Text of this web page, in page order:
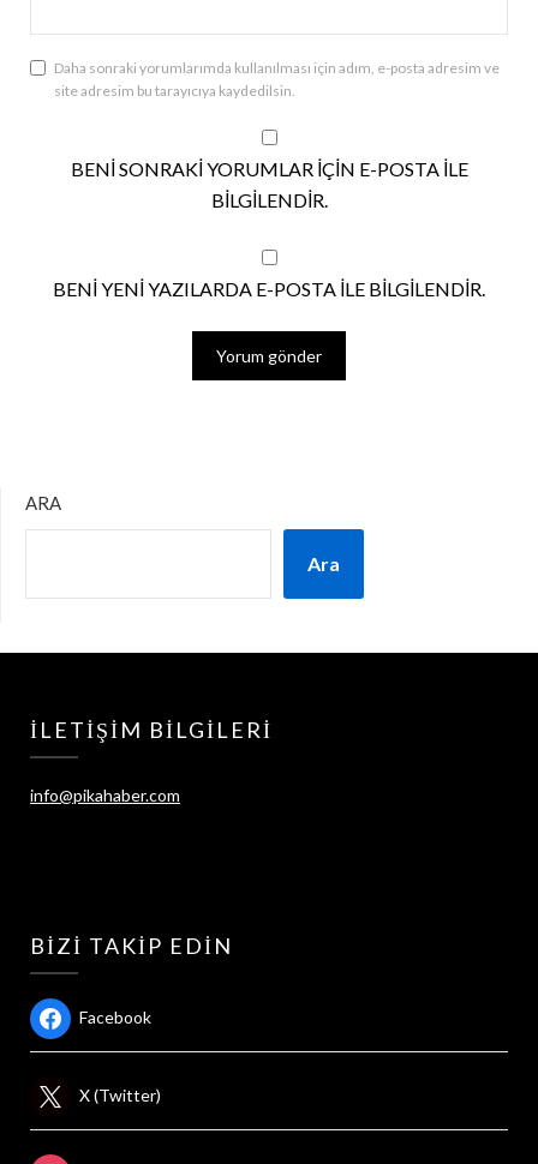
Daha sonraki yorumlarımda kullanılması için adım, e-posta adresim ve
site adresim bu tarayıcıya kaydedilsin.
BENI SONRAKI YORUMLAR IÇIN E-POSTA ILE
BILGILENDIR.
BENI YENI YAZILARDA E-POSTA ILE BILGILENDIR.
ARA
Ara
İLETIŞIM BILGILERI
info@pikahaber.com
BIZI TAKIP EDIN
Facebook
X (Twitter)